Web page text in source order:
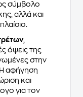
σύμβολο
αλλά και
,
όψεις της
στην
Η αφήγηση
και
για τον